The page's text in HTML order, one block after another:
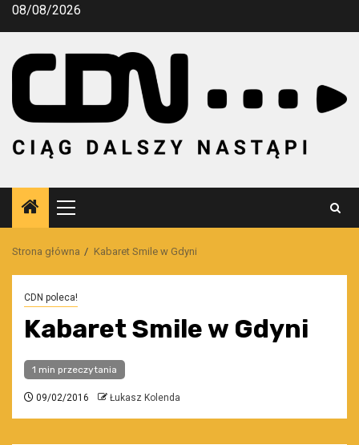
Przejdź
08/08/2026
Menu
główne
Strona główna Kabaret Smile w Gdyni
CDN poleca!
Kabaret Smile w Gdyni
1 min przeczytania
09/02/2016 Łukasz Kolenda